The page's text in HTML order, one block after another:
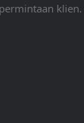
klien.